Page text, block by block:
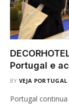
Portugal e
BY VEJA PORTUGAL
Portugal